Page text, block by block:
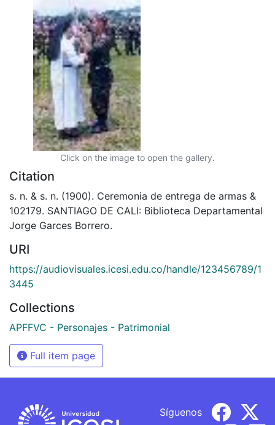
Click on the image to open the gallery.
Citation
s. n. & s. n. (1900). Ceremonia de entrega de armas &
102179. SANTIAGO DE CALI: Biblioteca Departamental
Jorge Garces Borrero.
URI
https://audiovisuales.icesi.edu.co/handle/123456789/1
3445
Collections
APFFVC - Personajes - Patrimonial
Full item page
Síguenos